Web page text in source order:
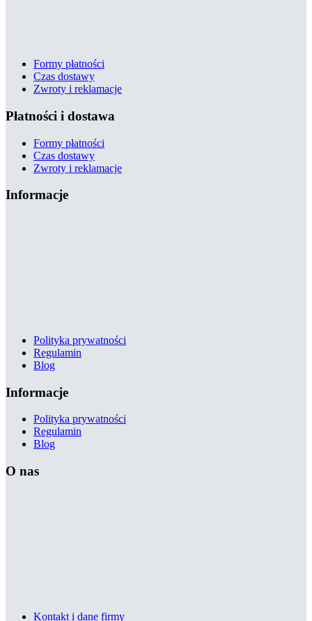
Formy płatności
Czas dostawy
Zwroty i reklamacje
Płatności i dostawa
Formy płatności
Czas dostawy
Zwroty i reklamacje
Informacje
Polityka prywatności
Regulamin
Blog
Informacje
Polityka prywatności
Regulamin
Blog
O nas
Kontakt i dane firmy